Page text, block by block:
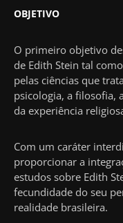
OBJETIVO
O primeiro objetivo
de Edith Stein tal
pelas ciências que
psicologia, a filosofia,
da experiência
Com um caráter
proporcionar a
estudos sobre Edith
fecundidade do seu
realidade brasileira.